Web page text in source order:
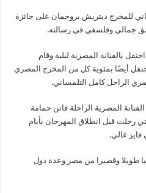
للمخرج ديتريش بروجمان على جائزة
جمالي وفلسفي في رسالته.
بالفنانة المصرية لبلبة وقام
أيضًا بمئوية كل من المخرج المصري
الراحل كامل التلمساني.
المصرية الراحلة فاتن حمامة
رحلت قبل انطلاق المهرجان بأيام
غالي.
66 فيلما روائيا طويلا وقصيرا من مصر وعدة دول